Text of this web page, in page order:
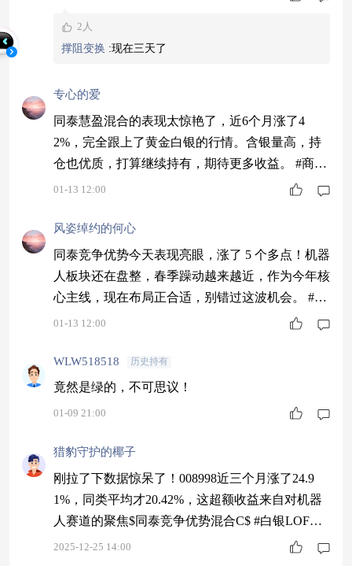
2人
撑阻变换 :现在三天了
专心的爱
同泰慧盈混合的表现太惊艳了，近6个月涨了4
2%，完全跟上了黄金白银的行情。含银量高，持
仓也优质，打算继续持有，期待更多收益。 #商业
航天大幅调整 止盈信号还是倒车接人？#
01-13 12:00
风姿绰约的何心
同泰竞争优势今天表现亮眼，涨了 5 个多点！机器
人板块还在盘整，春季躁动越来越近，作为今年核
心主线，现在布局正合适，别错过这波机会。 #港
股大模型概念狂飙 A股AIGC和算力股活跃#
01-13 12:00
WLW518518 历史持有
竟然是绿的，不可思议！
01-09 21:00
猎豹守护的椰子
刚拉了下数据惊呆了！008998近三个月涨了24.9
1%，同类平均才20.42%，这超额收益来自对机器
人赛道的聚焦$同泰竞争优势混合C$ #白银LOF溢
价近70%临停，套利风险激增#
2025-12-25 14:00